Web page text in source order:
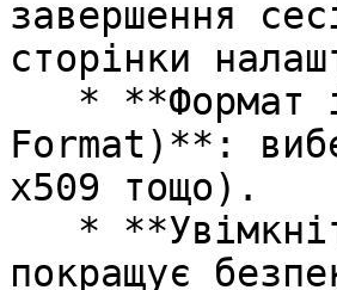
завершення
сторінки
Format)**:
x509 тощо).
покращує